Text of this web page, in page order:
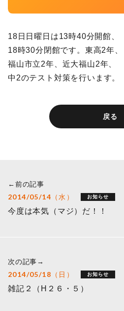
18日日曜日は13時40分開館、
18時30分閉館です。東高2年、
福山市立2年、近大福山2年、
中2のテスト対策を行います。
戻る
←前の記事
2014/05/14（水） お知らせ
今度は本気（マジ）だ！！
次の記事→
2014/05/18（日） お知らせ
雑記２（H２６・５）